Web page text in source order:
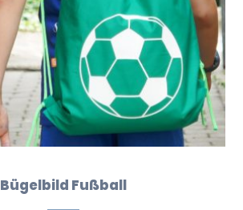
Bügelbild Fußball